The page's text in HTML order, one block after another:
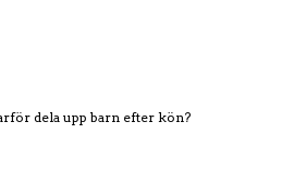
dela upp barn efter kön?